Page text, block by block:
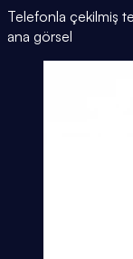
Telefonla çekilmiş
ana görsel